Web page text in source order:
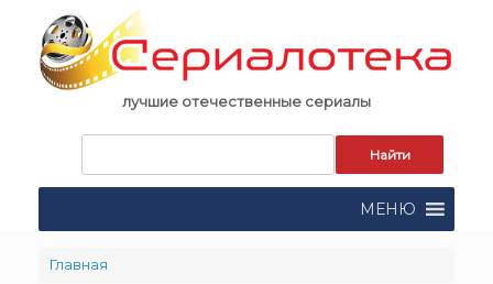
content
лучшие отечественные сериалы
поиска:
МЕНЮ
Главная